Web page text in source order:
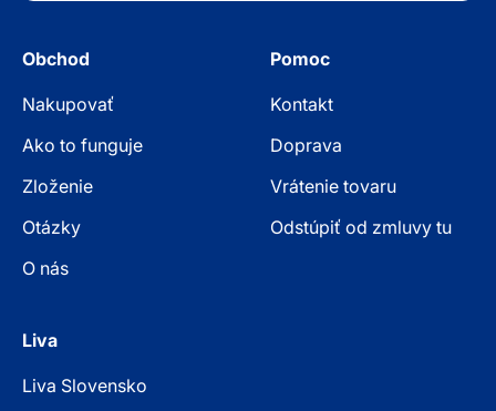
Obchod
Nakupovať
Ako to funguje
Zloženie
Otázky
O nás
Pomoc
Kontakt
Doprava
Vrátenie tovaru
Odstúpiť od zmluvy tu
Liva
Liva Slovensko